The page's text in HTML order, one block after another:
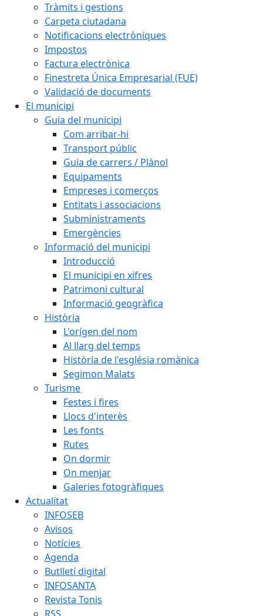
Tràmits i gestions
Carpeta ciutadana
Notificacions electròniques
Impostos
Factura electrònica
Finestreta Única Empresarial (FUE)
Validació de documents
El municipi
Guia del municipi
Com arribar-hi
Transport públic
Guia de carrers / Plànol
Equipaments
Empreses i comerços
Entitats i associacions
Subministraments
Emergències
Informació del municipi
Introducció
El municipi en xifres
Patrimoni cultural
Informació geogràfica
Història
L'orígen del nom
Al llarg del temps
Història de l'església romànica
Segimon Malats
Turisme
Festes i fires
Llocs d'interès
Les fonts
Rutes
On dormir
On menjar
Galeries fotogràfiques
Actualitat
INFOSEB
Avisos
Notícies
Agenda
Butlletí digital
INFOSANTA
Revista Tonis